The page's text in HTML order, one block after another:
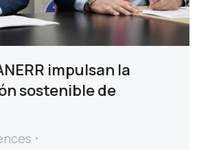
impulsan la
sostenible de